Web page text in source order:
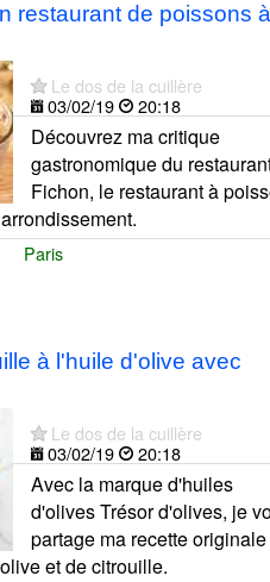
restaurant de poissons à
Le dos de la cuillère
03/02/19
20:18
Découvrez ma critique
gastronomique du
Fichon, le restaurant à
Paris
à l'huile d'olive avec
Le dos de la cuillère
03/02/19
20:18
Avec la marque d'huiles
d'olives Trésor d'olives, je
partage ma recette
et de citrouille.